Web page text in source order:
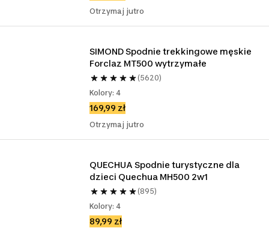
Otrzymaj jutro
SIMOND Spodnie trekkingowe męskie
Forclaz MT500 wytrzymałe
(5620)
Kolory: 4
169,99 zł
Otrzymaj jutro
QUECHUA Spodnie turystyczne dla
dzieci Quechua MH500 2w1
(895)
Kolory: 4
89,99 zł